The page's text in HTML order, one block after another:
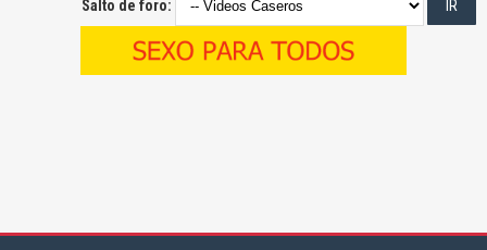
Salto de foro: